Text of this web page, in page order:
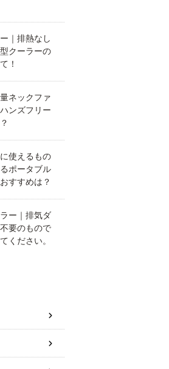
｜排熱なし
クーラーの
！
ネックファ
ンズフリー
使えるもの
ポータブル
すすめは？
ー｜排気ダ
要のもので
ください。